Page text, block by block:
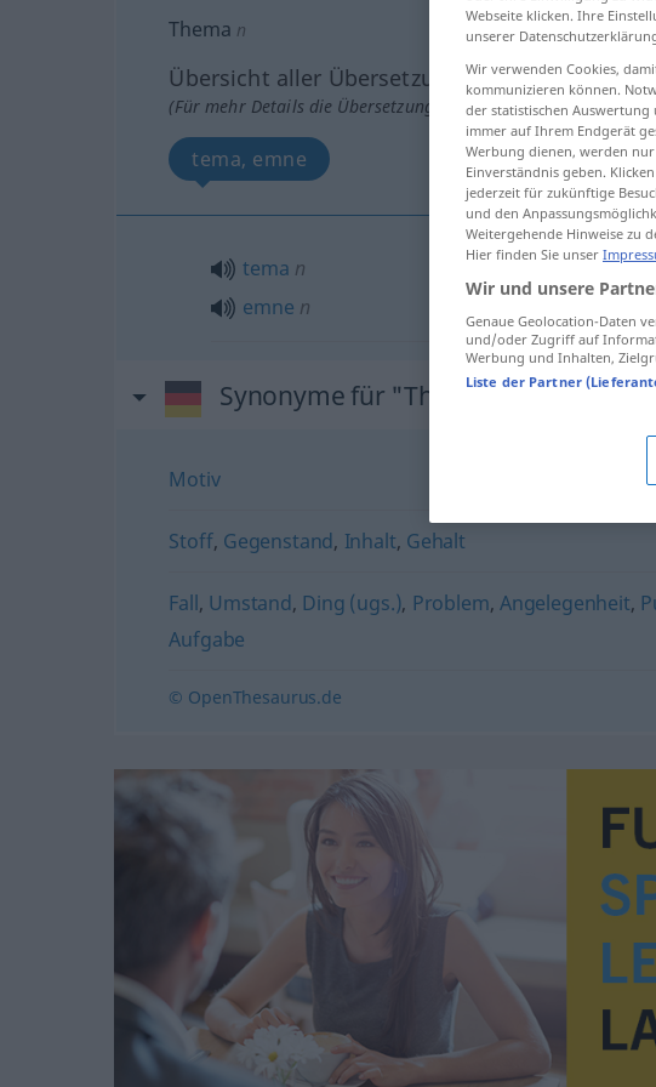
Thema n
Übersicht aller Übersetzungen
(Für mehr Details die Übersetzung anklicken/antippen)
tema, emne
tema n
emne n
Synonyme für "Thema"
Motiv
Stoff, Gegenstand, Inhalt, Gehalt
Fall, Umstand, Ding (ugs.), Problem, Angelegenheit,
Aufgabe
© OpenThesaurus.de
Webseite klicken. Ihre
unserer
Wir verwenden Cookies,
kommunizieren können.
der statistischen
immer auf Ihrem Endgerät
Werbung dienen, werden
Einverständnis geben.
jederzeit für zukünftige
und den
Weitergehende Hinweise zu
Hier finden Sie unser
Wir und unsere
Genaue Geolocation-Daten
und/oder Zugriff auf
Werbung und Inhalten,
Liste der Partner